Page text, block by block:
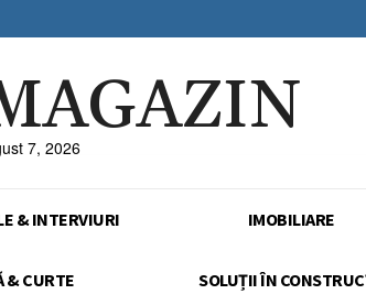
7, 2026
& INTERVIURI IMOBILIARE
& CURTE SOLUȚII ÎN